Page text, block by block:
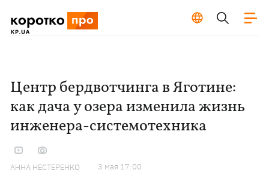
Центр бердвотчинга в Яготине:
как дача у озера изменила жизнь
инженера-системотехника
АННА НЕСТЕРЕНКО 3 мая 17:00